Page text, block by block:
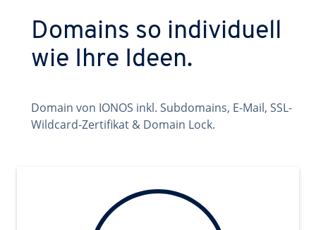
Domains so individuell
wie Ihre Ideen.
Domain von IONOS inkl. Subdomains, E-Mail, SSL-
Wildcard-Zertifikat & Domain Lock.